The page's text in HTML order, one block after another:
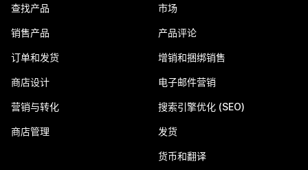
查找产品
销售产品
订单和发货
商店设计
营销与转化
商店管理
市场
产品评论
增销和捆绑销售
电子邮件营销
搜索引擎优化 (SEO)
发货
货币和翻译